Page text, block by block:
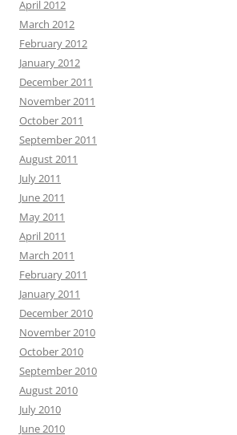
April 2012
March 2012
February 2012
January 2012
December 2011
November 2011
October 2011
September 2011
August 2011
July 2011
June 2011
May 2011
April 2011
March 2011
February 2011
January 2011
December 2010
November 2010
October 2010
September 2010
August 2010
July 2010
June 2010